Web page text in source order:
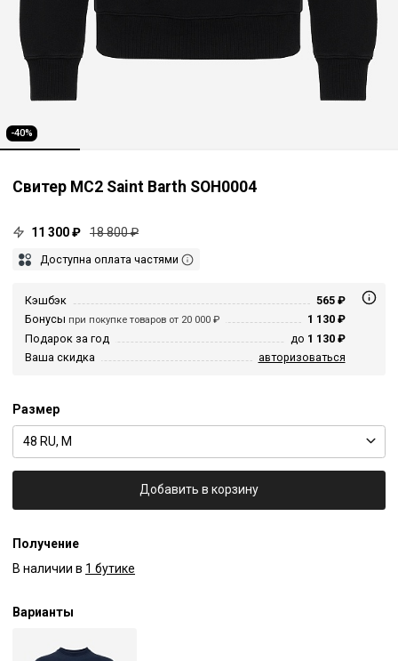
-40%
Свитер MC2 Saint Barth SOH0004
11 300 ₽ 18 800 ₽
Доступна оплата частями
Кэшбэк
565 ₽
Бонусы при покупке товаров от 20 000 ₽
1 130 ₽
Подарок за год
до 1 130 ₽
Ваша скидка
авторизоваться
Размер
48 RU, M
Добавить в корзину
Получение
В наличии в 1 бутике
Варианты